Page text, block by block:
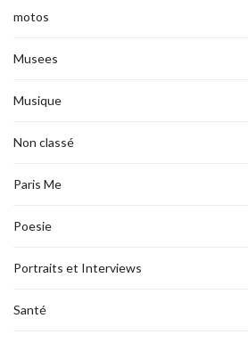
motos
Musees
Musique
Non classé
Paris Me
Poesie
Portraits et Interviews
Santé